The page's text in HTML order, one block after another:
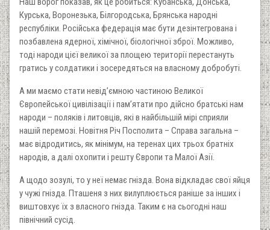
Курська, Воронезька, Білгородська, Брянська народні
республіки. Російська федерація має бути дезінтегрована і
позбавлена ядерної, хімічної, біологічної зброї. Можливо,
тоді народи цієї великої за площею території перестануть
гратись у солдатики і зосередяться на власному добробуті.
А ми маємо стати невід’ємною частиною Великої
Європейської цивілізації і пам’ятати про дійсно братські нам
народи – поляків і литовців, які в найбільшій мірі сприяли
нашій перемозі. Новітня Річ Посполита – Справа загальна –
має відродитись, як мінімум, на теренах цих трьох братніх
народів, а далі охопити і решту Європи та Малої Азії.
А щодо зозулі, то у неї немає гнізда. Вона відкладає свої яйця
у чужі гнізда. Пташеня з них вилуплюється раніше за інших і
виштовхує їх з власного гнізда. Таким є на сьогодні наш
північний сусід.